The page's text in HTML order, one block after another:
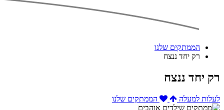
הממתקים שלנו
רק יחד ננצח
רק יחד ננצח
לעלות למעלה הממתקים שלנו